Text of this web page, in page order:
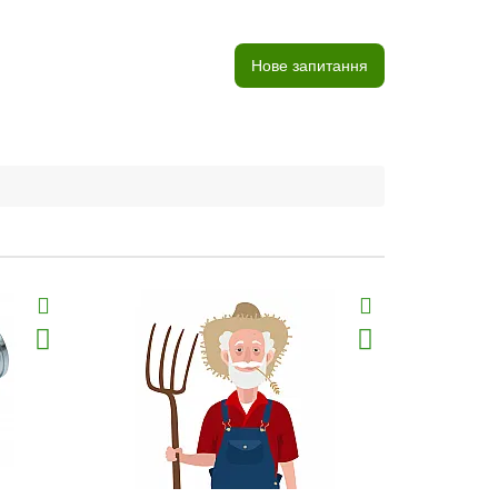
Нове запитання